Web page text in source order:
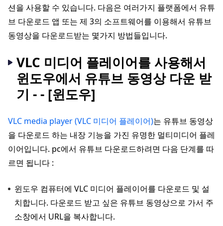
션을 사용할 수 있습니다. 다음은 여러가지 플랫폼에서 유튜
브 다운로드 앱 또는 제 3의 소프트웨어를 이용해서 유튜브
동영상을 다운로드받는 몇가지 방법들입니다.
VLC 미디어 플레이어를 사용해서
윈도우에서 유튜브 동영상 다운 받
기 - - [윈도우]
VLC media player (VLC 미디어 플레이어)는 유튜브 동영상
을 다운로드 하는 내장 기능을 가진 유명한 멀티미디어 플레
이어입니다. pc에서 유튜브 다운로드하려면 다음 단계를 따
르면 됩니다 :
윈도우 컴퓨터에 VLC 미디어 플레이어를 다운로드 및 설
치합니다. 다운로드 받고 싶은 유튜브 동영상으로 가서 주
소창에서 URL을 복사합니다.